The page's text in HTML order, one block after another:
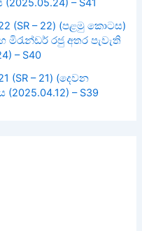
– S41
(SR – 22) (පළමු කොටස)
රජු අතර පැවැති
– S40
(SR – 21) (දෙවන
– S39